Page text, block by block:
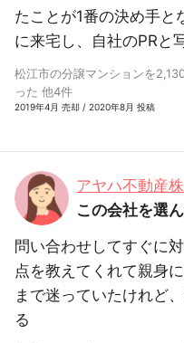
たことが1番の決め手と
に来宅し、自社のPRと
松江市の分譲マンションを
った 他4件
2019年4月 売却 / 2020年8月 投稿
アヤハ不動産
この会社を選
問い合わせしてすぐに
点を教えてくれて親身
まで迷っていたけれど
る